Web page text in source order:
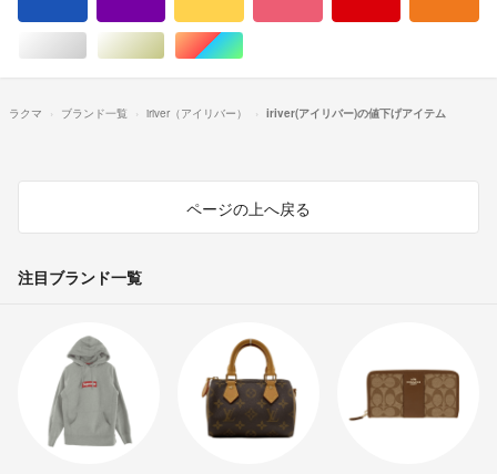
シルバー/銀色系ゴールド/金色系マルチカラー
ラクマ ブランド一覧 iriver（アイリバー） iriver(アイリバー)の値下げアイテム
ページの上へ戻る
注目ブランド一覧